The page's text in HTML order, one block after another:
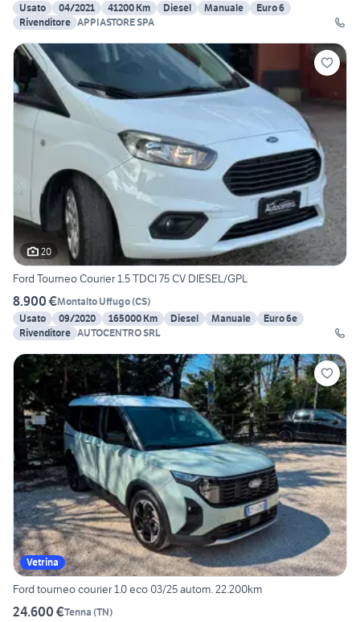
Usato
04/2021 41200 Km Diesel Manuale
Euro 6
Rivenditore APPIASTORE SPA
20
Ford Tourneo Courier 1.5 TDCI 75 CV DIESEL/GPL
8.900 €Montalto Uffugo(CS)
Usato
09/2020 165000 Km Diesel Manuale
Euro 6e
Rivenditore AUTOCENTRO SRL
Vetrina
Ford tourneo courier 1.0 eco 03/25 autom. 22.200km
24.600 €Tenna (TN)